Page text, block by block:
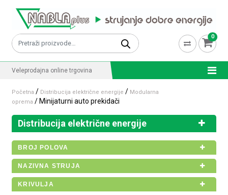
Pretraži: 0
Veleprodajna online trgovina
Početna / Distribucija električne energije / Modularna
oprema / Minijaturni auto prekidači
Distribucija električne energije
BROJ POLOVA
NAZIVNA STRUJA
KRIVULJA